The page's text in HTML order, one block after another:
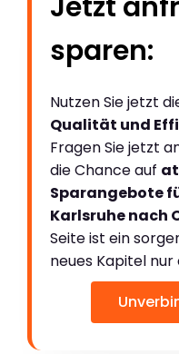
sparen:
Nutzen Sie jetzt
Qualität und
Fragen Sie jetzt
die Chance auf
Sparangebote
Karlsruhe nach
Seite ist ein
neues Kapitel